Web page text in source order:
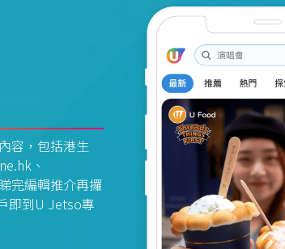
容，包括港生
、
完編輯推介再攞
即到U Jetso專